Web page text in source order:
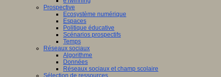
Prospective
Ecosystème numérique
Espaces
Politique éducative
Scénarios prospectifs
Temps
Réseaux sociaux
Algorithme
Données
Réseaux sociaux et champ scolaire
Sélection de ressources